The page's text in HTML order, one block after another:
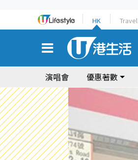
HK Travel
演唱會 優惠著數